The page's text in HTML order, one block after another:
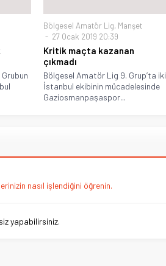
Bölgesel Amatör Lig, Manşet
27 Ocak 2019 20:39
Kritik maçta kazanan
çıkmadı
Bölgesel Amatör Lig 9. Grup’ta iki
İstanbul ekibinin mücadelesinde
Gaziosmanpaşaspor...
nasıl işlendiğini öğrenin.
yapabilirsiniz.